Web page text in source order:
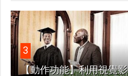
3
【動作功能】利用視覺影